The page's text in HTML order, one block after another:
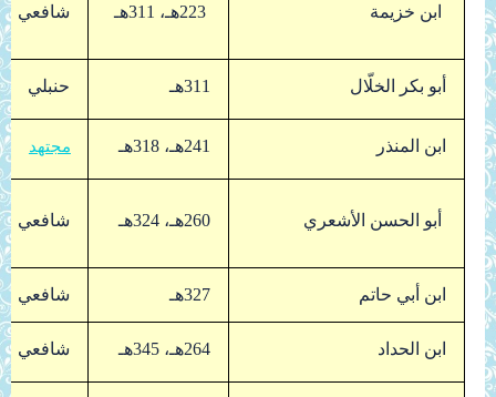
ابن خزيمة 223هـ، 311هـ شافعي
أبو بكر الخلّال 311هـ حنبلي
ابن المنذر 241هـ، 318هـ مجتهد
أبو الحسن الأشعري 260هـ، 324هـ شافعي
ابن أبي حاتم 327هـ شافعي
ابن الحداد 264هـ، 345هـ شافعي